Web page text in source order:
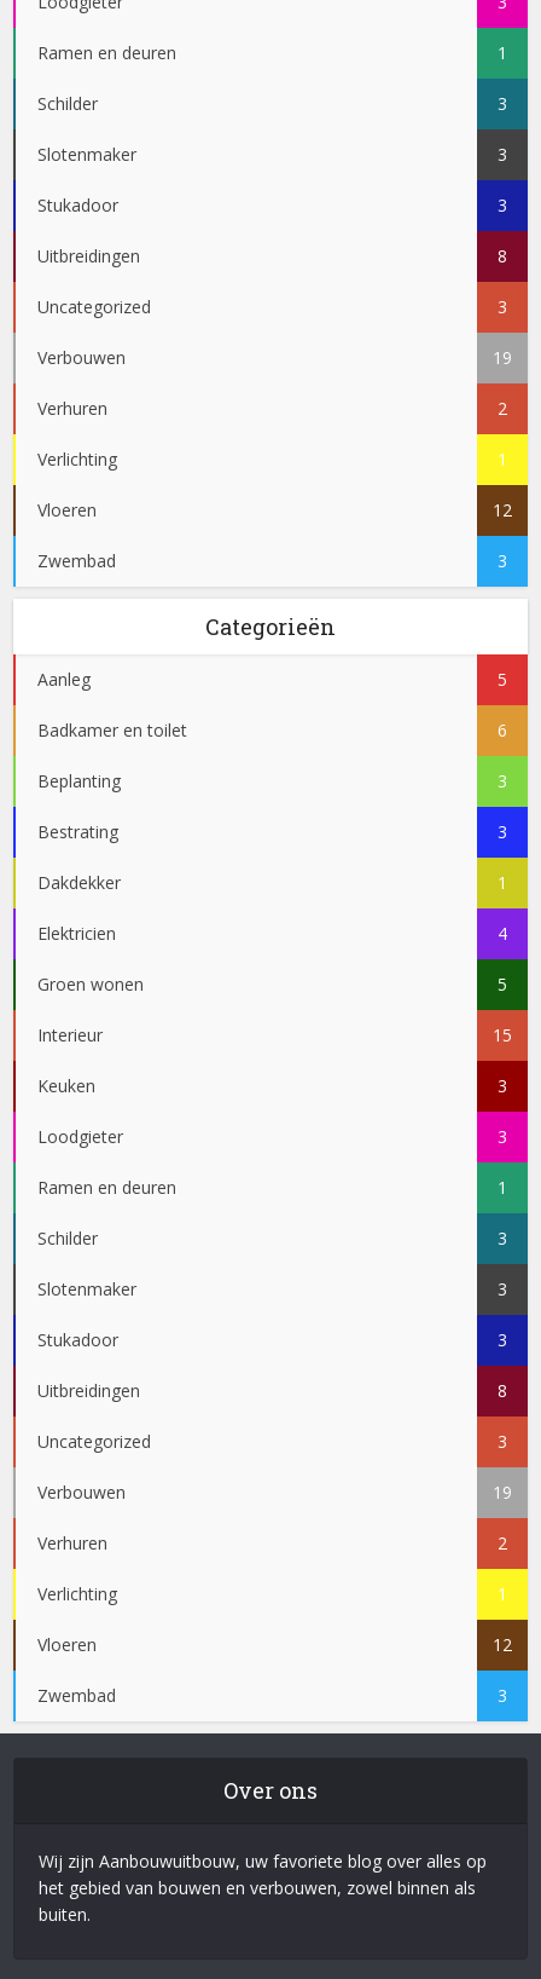
Ramen en deuren 1
Schilder 3
Slotenmaker 3
Stukadoor 3
Uitbreidingen 8
Uncategorized 3
Verbouwen 19
Verhuren 2
Verlichting 1
Vloeren 12
Zwembad 3
Categorieën
Aanleg 5
Badkamer en toilet 6
Beplanting 3
Bestrating 3
Dakdekker 1
Elektricien 4
Groen wonen 5
Interieur 15
Keuken 3
Loodgieter 3
Ramen en deuren 1
Schilder 3
Slotenmaker 3
Stukadoor 3
Uitbreidingen 8
Uncategorized 3
Verbouwen 19
Verhuren 2
Verlichting 1
Vloeren 12
Zwembad 3
Over ons
Wij zijn Aanbouwuitbouw, uw favoriete blog over alles op
het gebied van bouwen en verbouwen, zowel binnen als
buiten.